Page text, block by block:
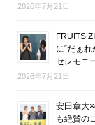
2026年7月21日
FRUITS
に“だぁ
セレモニ
2026年7月21日
安田章大
も絶賛の